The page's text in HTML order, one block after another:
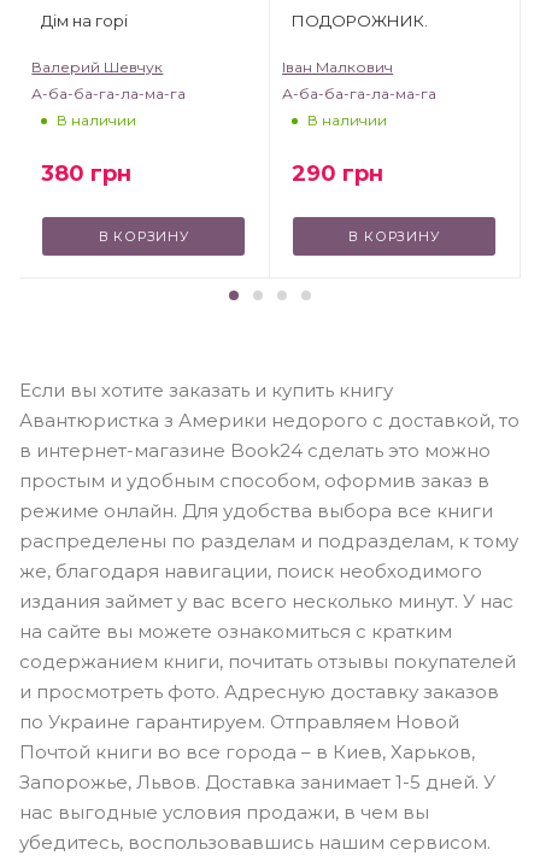
Дім на горі
Валерий Шевчук
А-ба-ба-га-ла-ма-га
В наличии
380 грн
В КОРЗИНУ
ПОДОРОЖНИК.
Іван Малкович
А-ба-ба-га-ла-ма-га
В наличии
290 грн
В КОРЗИНУ
Если вы хотите заказать и купить книгу
Авантюристка з Америки недорого с доставкой, то
в интернет-магазине Book24 сделать это можно
простым и удобным способом, оформив заказ в
режиме онлайн. Для удобства выбора все книги
распределены по разделам и подразделам, к тому
же, благодаря навигации, поиск необходимого
издания займет у вас всего несколько минут. У нас
на сайте вы можете ознакомиться с кратким
содержанием книги, почитать отзывы покупателей
и просмотреть фото. Адресную доставку заказов
по Украине гарантируем. Отправляем Новой
Почтой книги во все города – в Киев, Харьков,
Запорожье, Львов. Доставка занимает 1-5 дней. У
нас выгодные условия продажи, в чем вы
убедитесь, воспользовавшись нашим сервисом.